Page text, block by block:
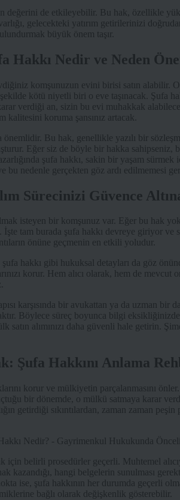
değerini de etkileyebilir. Bu hak, özellikle
gelecekteki yatırım getirilerinizi
büyük önem taşır.
Hakkı Nedir ve Neden
komşunuzun evini birisi satın alabilir.
kötü niyetli biri o eve taşınacak. Şufa
verdiği an, sizin bu evi muhakkak
koruma şansınız artacak.
Bu hak, genellikle yazılı bir
Eğer siz de böyle bir hakka
şufa hakkı, sakin bir yaşam
nedenle gerçekten göz ardı edilmemesi
Sürecinizi Güvence
isteyen bir komşunuz var. Eğer bu hak
İşte tam burada şufa hakkı devreye giriyor
önüne geçmenin en etkili yoludur.
hakkı gibi hukuksal detayları da göz
korur. Hem alıcı olarak, hem de
karşısında bir avukattan ya da uzman bir
Böylece süreç boyunca bilgi
satın alımınızı daha güvenli hale getirin.
Şufa Hakkını Anlama
korur ve mülkiyetin parçalanmasını
bir dönemde, o mülkü satmaya karar
getirdiği sıkıntılardan, zaman zaman peşin
için belirli prosedürler geçerli. Muhtemel
kazandığı, hangi belgelerin sunulması
ise, şufa hakkının her durumda geçerli
bağlı olarak değişkenlik gösterebilir.